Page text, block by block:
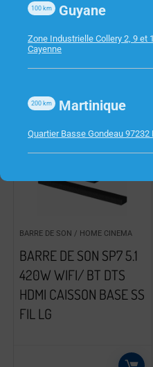
LC49G95TSSPXEN
BARRE DE SON / HOME CINEMA
BARRE DE SON SP7 5.1
420W WIFI/ BT DTS
HDMI CAISSON BASE SS
FIL LG
Guyane
100 km
Zone Industrielle Collery 2, 9 et
Cayenne
Martinique
200 km
Quartier Basse Gondeau 97232